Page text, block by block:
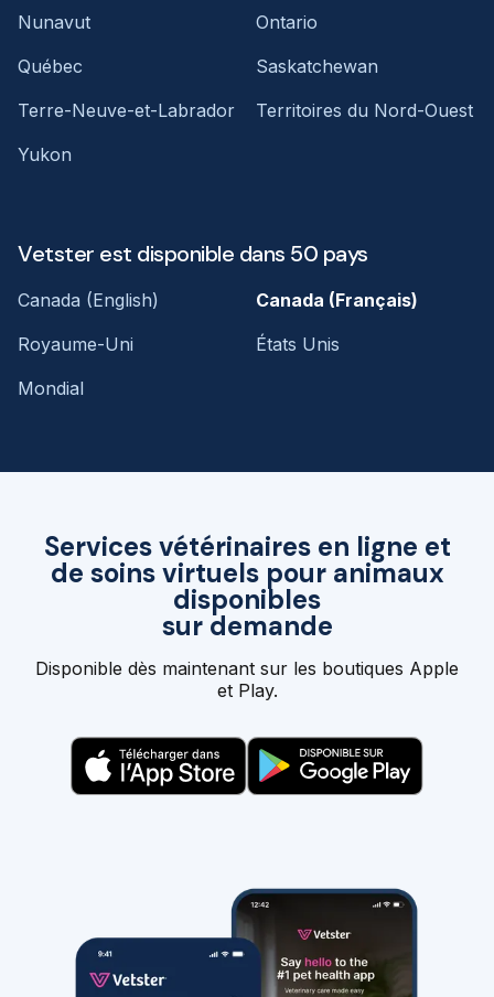
Services vétérinaires en ligne et
de soins virtuels pour animaux
disponibles
sur demande
Disponible dès maintenant sur les boutiques Apple
et Play.
Nunavut
Ontario
Québec
Saskatchewan
Terre-Neuve-et-Labrador
Territoires du Nord-Ouest
Yukon
Vetster est disponible dans 50 pays
Canada (English)
Canada (Français)
Royaume-Uni
États Unis
Mondial